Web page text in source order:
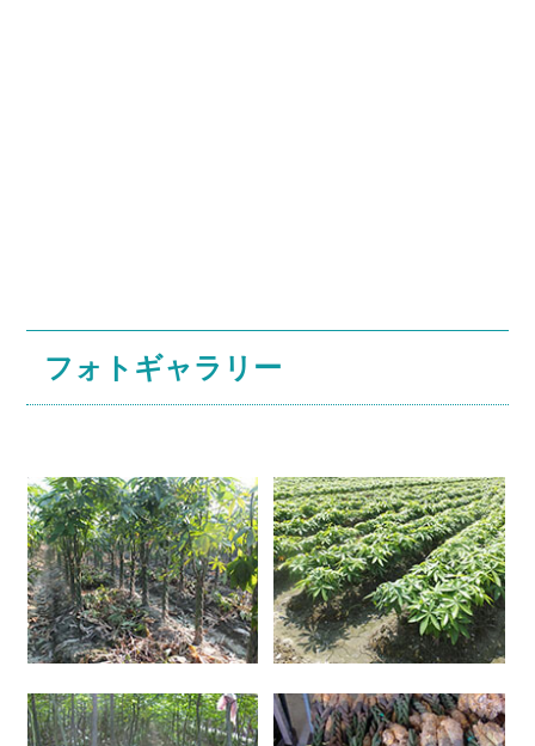
フォトギャラリー